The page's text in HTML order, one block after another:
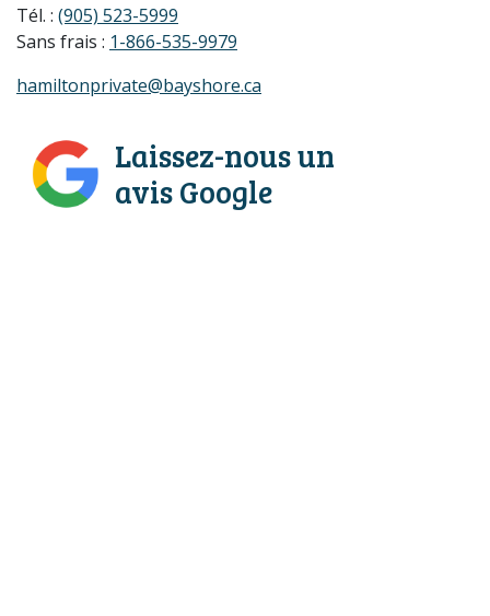
Tél. : (905) 523-5999
Sans frais : 1-866-535-9979
hamiltonprivate@bayshore.ca
Laissez-nous un
avis Google